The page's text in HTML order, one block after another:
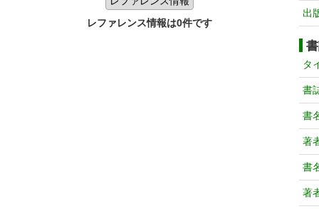
レファレンス情報は0件です
出
タ
書
書
著
書
著